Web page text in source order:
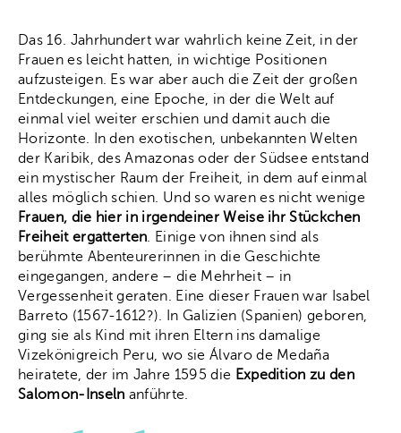
Das 16. Jahrhundert war wahrlich keine Zeit, in der
Frauen es leicht hatten, in wichtige Positionen
aufzusteigen. Es war aber auch die Zeit der großen
Entdeckungen, eine Epoche, in der die Welt auf
einmal viel weiter erschien und damit auch die
Horizonte. In den exotischen, unbekannten Welten
der Karibik, des Amazonas oder der Südsee entstand
ein mystischer Raum der Freiheit, in dem auf einmal
alles möglich schien. Und so waren es nicht wenige
Frauen, die hier in irgendeiner Weise ihr Stückchen
Freiheit ergatterten. Einige von ihnen sind als
berühmte Abenteurerinnen in die Geschichte
eingegangen, andere – die Mehrheit – in
Vergessenheit geraten. Eine dieser Frauen war Isabel
Barreto (1567-1612?). In Galizien (Spanien) geboren,
ging sie als Kind mit ihren Eltern ins damalige
Vizekönigreich Peru, wo sie Álvaro de Medaña
heiratete, der im Jahre 1595 die Expedition zu den
Salomon-Inseln anführte.